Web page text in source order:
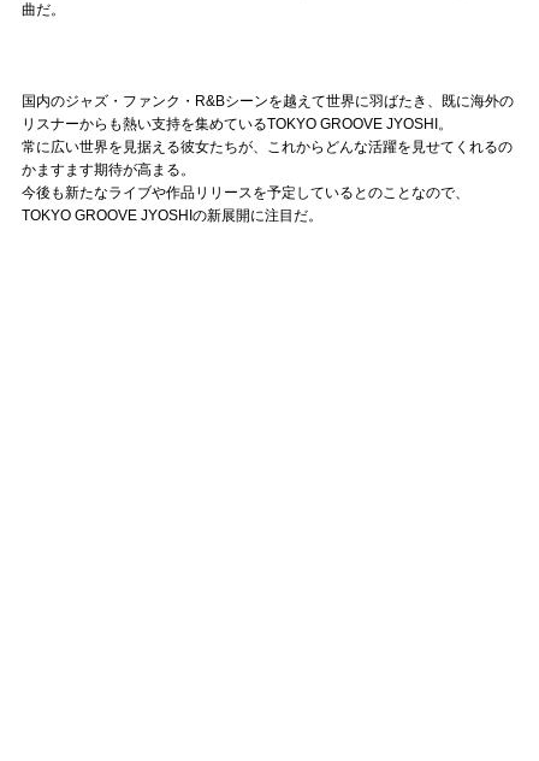
曲だ。
国内のジャズ・ファンク・R&Bシーンを越えて世界に羽ばたき、既に海外の
リスナーからも熱い支持を集めているTOKYO GROOVE JYOSHI。
常に広い世界を見据える彼女たちが、これからどんな活躍を見せてくれるの
かますます期待が高まる。
今後も新たなライブや作品リリースを予定しているとのことなので、
TOKYO GROOVE JYOSHIの新展開に注目だ。